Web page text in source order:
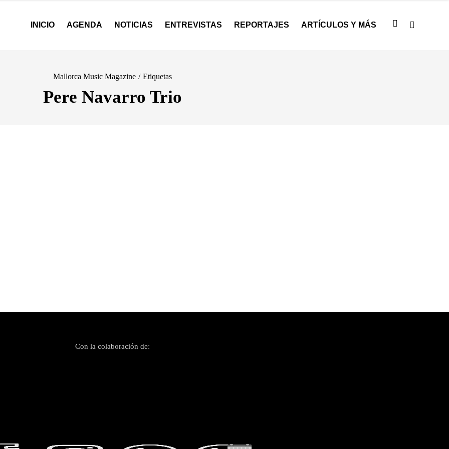
INICIO AGENDA NOTICIAS ENTREVISTAS REPORTAJES ARTÍCULOS Y MÁS
Mallorca Music Magazine / Etiquetas
Pere Navarro Trio
Con la colaboración de: